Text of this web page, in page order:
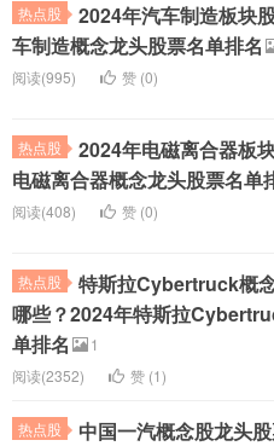
热点股
2024年汽车制造板块
车制造概念龙头股票名单排名
阅读(995)
赞 (0)
热点股
2024年电磁离合器板
电磁离合器概念龙头股票名单
阅读(408)
赞 (0)
热点股
特斯拉Cybertruck概
哪些？2024年特斯拉
单排名
1
阅读(2352)
赞 (1)
热点股
中国一汽概念股龙头